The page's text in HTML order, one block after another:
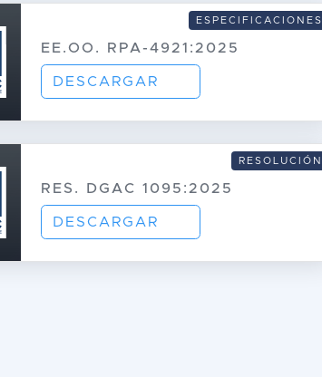
ESPECIFICACIONES
EE.OO. RPA-4921:2025
DESCARGAR
RESOLUCIÓN
RES. DGAC 1095:2025
DESCARGAR